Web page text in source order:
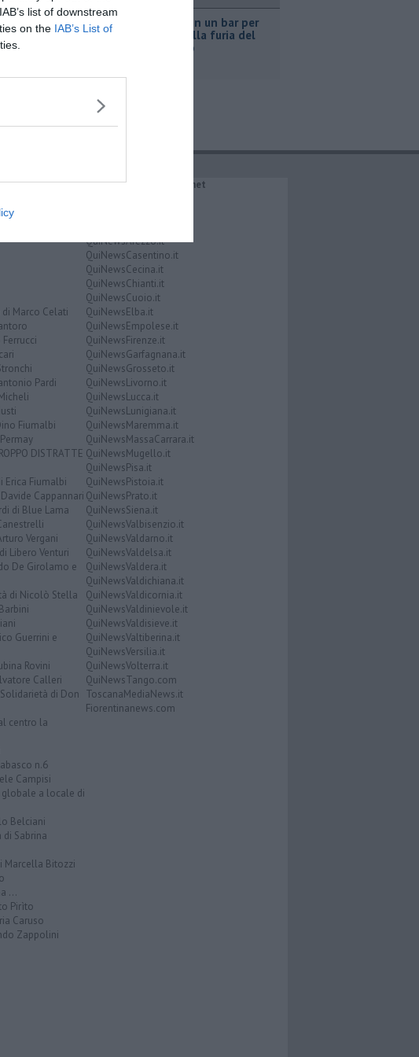
list of downstream
on the IAB’s List of
Nascosta in un bar per
sfuggire alla furia del
compagno
Marco Celati
Pardi
Fiumalbi
DISTRATTE
Erica Fiumalbi
Cappannari
di Blue Lama
Vergani
Libero Venturi
De Girolamo e
di Nicolò Stella
Guerrini e
Rovini
Calleri
di Don
centro la
n.6
Campisi
a locale di
Belciani
di Sabrina
Marcella Bitozzi
...
Pirìto
Caruso
Zappolini
IL NETWORK QuiNews.net
QuiNewsArezzo.it
QuiNewsCasentino.it
QuiNewsCecina.it
QuiNewsChianti.it
QuiNewsCuoio.it
QuiNewsElba.it
QuiNewsEmpolese.it
QuiNewsFirenze.it
QuiNewsGarfagnana.it
QuiNewsGrosseto.it
QuiNewsLivorno.it
QuiNewsLucca.it
QuiNewsLunigiana.it
QuiNewsMaremma.it
QuiNewsMassaCarrara.it
QuiNewsMugello.it
QuiNewsPisa.it
QuiNewsPistoia.it
QuiNewsPrato.it
QuiNewsSiena.it
QuiNewsValbisenzio.it
QuiNewsValdarno.it
QuiNewsValdelsa.it
QuiNewsValdera.it
QuiNewsValdichiana.it
QuiNewsValdicornia.it
QuiNewsValdinievole.it
QuiNewsValdisieve.it
QuiNewsValtiberina.it
QuiNewsVersilia.it
QuiNewsVolterra.it
QuiNewsTango.com
ToscanaMediaNews.it
Fiorentinanews.com